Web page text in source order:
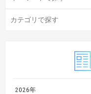
2026年